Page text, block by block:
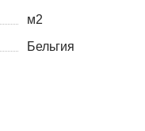
м2
Бельгия